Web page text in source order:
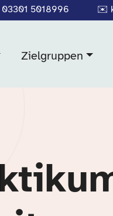
03301 5018996 ✉️
Zielgruppen